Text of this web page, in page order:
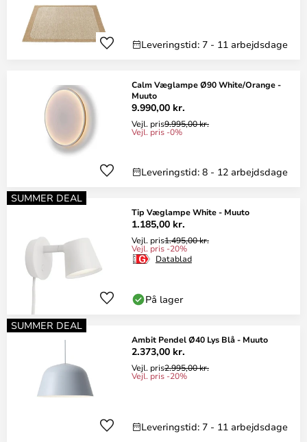
Leveringstid: 7 - 11 arbejdsdage
Calm Væglampe Ø90 White/Orange -
Muuto
9.990,00 kr.
Vejl. pris9.995,00 kr.
Vejl. pris -0%
Leveringstid: 8 - 12 arbejdsdage
SUMMER DEAL
Tip Væglampe White - Muuto
1.185,00 kr.
Vejl. pris1.495,00 kr.
Vejl. pris -20%
Datablad
På lager
SUMMER DEAL
Ambit Pendel Ø40 Lys Blå - Muuto
2.373,00 kr.
Vejl. pris2.995,00 kr.
Vejl. pris -20%
Leveringstid: 7 - 11 arbejdsdage